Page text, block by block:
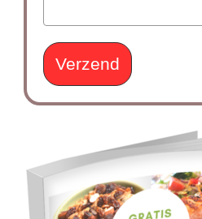
Verzend